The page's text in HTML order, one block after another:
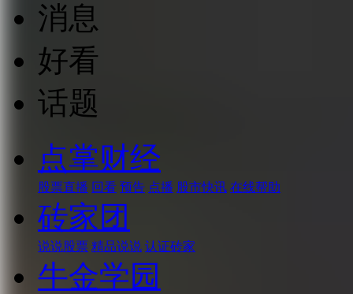
消息
好看
话题
点掌财经
股票直播 回看 预告 点播 股市快讯 在线帮助
砖家团
说说股票 精品说说 认证砖家
牛金学园